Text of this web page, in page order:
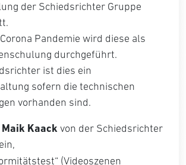
der Schiedsrichter Gruppe
Pandemie wird diese als
durchgeführt.
ist dies ein
sofern die technischen
vorhanden sind.
Maik Kaack von der Schiedsrichter
(Videoszenen